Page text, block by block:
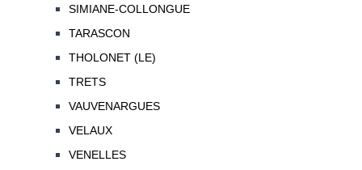
SIMIANE-COLLONGUE
TARASCON
THOLONET (LE)
TRETS
VAUVENARGUES
VELAUX
VENELLES